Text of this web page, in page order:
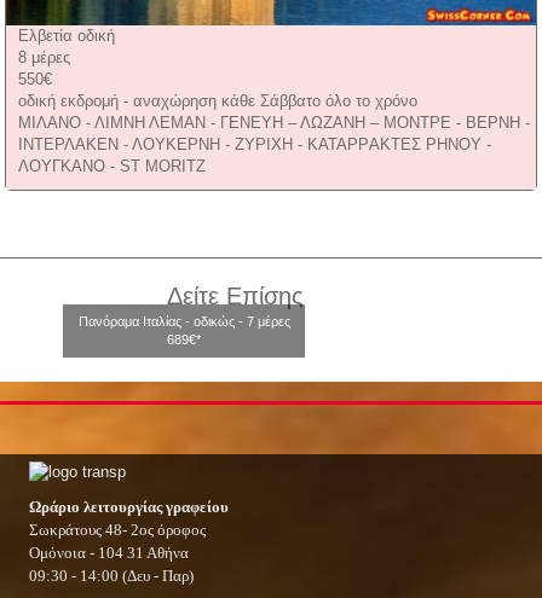
Ελβετία οδική
8 μέρες
550€
οδική εκδρομή - αναχώρηση κάθε Σάββατο όλο το χρόνο
ΜΙΛΑΝΟ - ΛΙΜΝΗ ΛΕΜΑΝ - ΓΕΝΕΥΗ – ΛΩΖΑΝΗ – ΜΟΝΤΡΕ - ΒΕΡΝΗ -
ΙΝΤΕΡΛΑΚΕΝ - ΛΟΥΚΕΡΝΗ - ΖΥΡΙΧΗ - ΚΑΤΑΡPΑΚΤΕΣ ΡΗΝΟΥ -
ΛΟΥΓΚΑΝΟ - ST MORITZ
Δείτε Επίσης
Πανόραμα Ιταλίας - οδικώς - 7 μέρες
689€*
Ωράριο λειτουργίας γραφείου
Σωκράτους 48- 2ος όροφος
Ομόνοια - 104 31 Αθήνα
09:30 - 14:00 (Δευ - Παρ)